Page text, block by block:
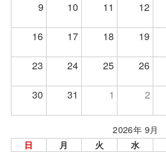
9 10 11 12
16 17 18 19
23 24 25 26
30 31 1 2
2026年 9月
日 月 火 水